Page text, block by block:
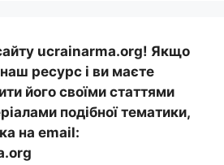
ucrainarma.org! Якщо
ресурс і ви маєте
його своїми статтями
подібної тематики,
на email: